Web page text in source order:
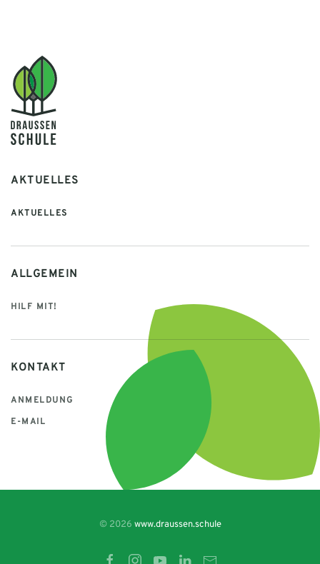
AKTUELLES
AKTUELLES
ALLGEMEIN
HILF MIT!
KONTAKT
ANMELDUNG
E-MAIL
© 2026 www.draussen.schule